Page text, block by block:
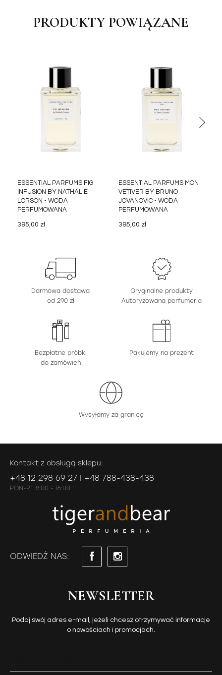
PRODUKTY POWIĄZANE
ESSENTIAL PARFUMS FIG
INFUSION BY NATHALIE
LORSON - WODA
PERFUMOWANA
395,00 zł
ESSENTIAL PARFUMS MON
VETIVER BY BRUNO
JOVANOVIC - WODA
PERFUMOWANA
395,00 zł
Darmowa dostawa
od 290 zł
Oryginalne produkty
Autoryzowana perfumeria
Bezpłatne próbki
do zamówień
Pakujemy na prezent
Wysyłamy za granicę
Kontakt z obsługą sklepu:
+48 12 298 69 27 | +48 788-438-438
PON-PT 8:00 - 16:00
ODWIEDŹ NAS:
NEWSLETTER
Podaj swój adres e-mail, jeżeli chcesz otrzymywać informacje
o nowościach i promocjach.